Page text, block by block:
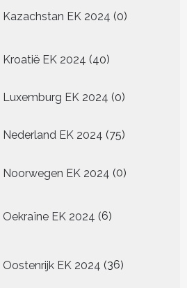
Kazachstan EK 2024 0
producten
Kroatië EK 2024 4040
Luxemburg EK 2024 00
Nederland EK 2024 7575
Noorwegen EK 2024 00
Oekraïne EK 2024 6
producten
Oostenrijk EK 2024 36
producten